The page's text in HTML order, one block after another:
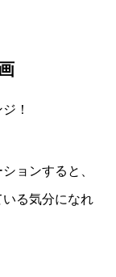
！
ョンすると、
る気分になれ